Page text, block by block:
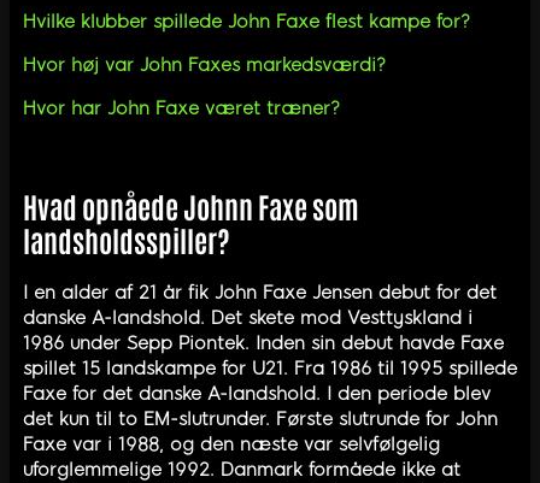
Hvilke klubber spillede John Faxe flest kampe for?
Hvor høj var John Faxes markedsværdi?
Hvor har John Faxe været træner?
Hvad opnåede Johnn Faxe som
landsholdsspiller?
I en alder af 21 år fik John Faxe Jensen debut for det
danske A-landshold. Det skete mod Vesttyskland i
1986 under Sepp Piontek. Inden sin debut havde Faxe
spillet 15 landskampe for U21. Fra 1986 til 1995 spillede
Faxe for det danske A-landshold. I den periode blev
det kun til to EM-slutrunder. Første slutrunde for John
Faxe var i 1988, og den næste var selvfølgelig
uforglemmelige 1992. Danmark formåede ikke at